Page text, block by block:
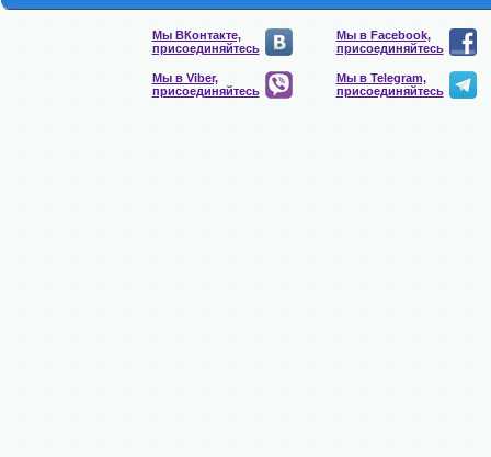
Мы ВКонтакте,
присоединяйтесь
Мы в Facebook,
присоединяйтесь
Мы в Viber,
присоединяйтесь
Мы в Telegram,
присоединяйтесь